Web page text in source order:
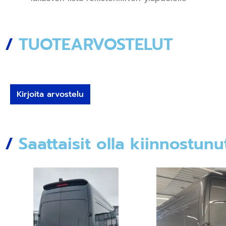
/ TUOTEARVOSTELUT
Kirjoita arvostelu
/ Saattaisit olla